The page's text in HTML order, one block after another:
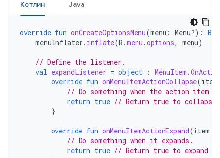
Котлин Java
override fun onCreateOptionsMenu(menu : Menu?) :
menuInflater . inflate(R .menu .options, menu)
// Define the listener.
val expandListener = object : MenuItem .
override fun onMenuItemActionCollapse(item
// Do something when the action item
return true // Return true to collapse
}
override fun onMenuItemActionExpand(item
// Do something when it expands.
return true // Return true to expand